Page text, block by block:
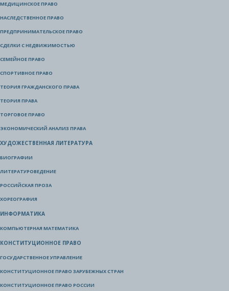
МЕДИЦИНСКОЕ ПРАВО
НАСЛЕДСТВЕННОЕ ПРАВО
ПРЕДПРИНИМАТЕЛЬСКОЕ ПРАВО
СДЕЛКИ С НЕДВИЖИМОСТЬЮ
СЕМЕЙНОЕ ПРАВО
СПОРТИВНОЕ ПРАВО
ТЕОРИЯ ГРАЖДАНСКОГО ПРАВА
ТЕОРИЯ ПРАВА
ТОРГОВОЕ ПРАВО
ЭКОНОМИЧЕСКИЙ АНАЛИЗ ПРАВА
ХУДОЖЕСТВЕННАЯ ЛИТЕРАТУРА
БИОГРАФИИ
ЛИТЕРАТУРОВЕДЕНИЕ
РОССИЙСКАЯ ПРОЗА
ХОРЕОГРАФИЯ
ИНФОРМАТИКА
КОМПЬЮТЕРНАЯ МАТЕМАТИКА
КОНСТИТУЦИОННОЕ ПРАВО
ГОСУДАРСТВЕННОЕ УПРАВЛЕНИЕ
КОНСТИТУЦИОННОЕ ПРАВО ЗАРУБЕЖНЫХ СТРАН
КОНСТИТУЦИОННОЕ ПРАВО РОССИИ